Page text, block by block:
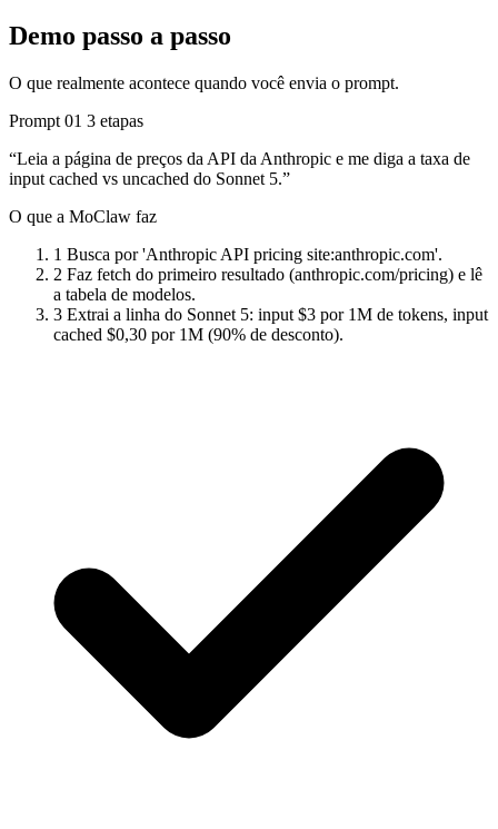
Demo passo a passo
O que realmente acontece quando você envia o prompt.
Prompt 01 3 etapas
“Leia a página de preços da API da Anthropic e me diga a taxa de
input cached vs uncached do Sonnet 5.”
O que a MoClaw faz
1 Busca por 'Anthropic API pricing site:anthropic.com'.
2 Faz fetch do primeiro resultado (anthropic.com/pricing) e lê
a tabela de modelos.
3 Extrai a linha do Sonnet 5: input $3 por 1M de tokens, input
cached $0,30 por 1M (90% de desconto).